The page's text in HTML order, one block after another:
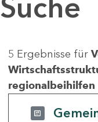
Suche
5 Ergebnisse für
regionalbeihilfen